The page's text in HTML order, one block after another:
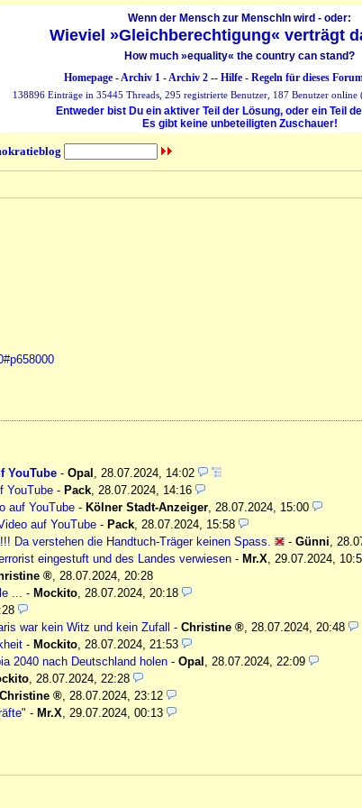
Wenn der Mensch zur MenschIn wird - oder:
Wieviel »Gleichberechtigung« verträgt
How much »equality« the country can stand?
Homepage-Archiv 1-Archiv 2-- Hilfe- Regeln für dieses
138896 Einträge in 35445 Threads, 295 registrierte Benutzer, 187 Benutzer online
Entweder bist Du ein aktiver Teil der Lösung, oder ein Teil
Es gibt keine unbeteiligten Zuschauer!
YouTube - Opal , 28.07.2024, 14:02
YouTube - Pack, 28.07.2024, 14:16
auf YouTube - Kölner Stadt-Anzeiger, 28.07.2024, 15:00
auf YouTube - Pack, 28.07.2024, 15:58
Da verstehen die Handtuch-Träger keinen Spass.
- Günni,
eingestuft und des Landes verwiesen - Mr.X, 29.07.2024,
, 28.07.2024, 20:28
... - Mockito, 28.07.2024, 20:18
war kein Witz und kein Zufall - Christine , 28.07.2024, 20:48
- Mockito, 28.07.2024, 21:53
2040 nach Deutschland holen - Opal , 28.07.2024, 22:09
, 28.07.2024, 22:28
Christine , 28.07.2024, 23:12
- Mr.X, 29.07.2024, 00:13